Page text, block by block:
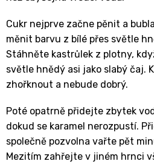
Cukr nejprve začne pěnit a
měnit barvu z bílé přes světle
Stáhněte kastrůlek z plotny,
světle hnědý asi jako slabý čaj.
zhořknout a nebude dobrý.
Poté opatrně přidejte zbytek
dokud se karamel nerozpustí.
společně pozvolna vařte pět
Mezitím zahřejte v jiném hrnci